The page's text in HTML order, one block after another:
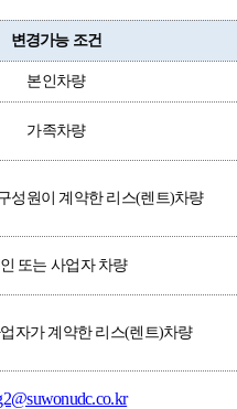
변경가능 조건
본인차량
가족차량
성원이 계약한 리스(렌트)차량
또는 사업자 차량
자가 계약한 리스(렌트)차량